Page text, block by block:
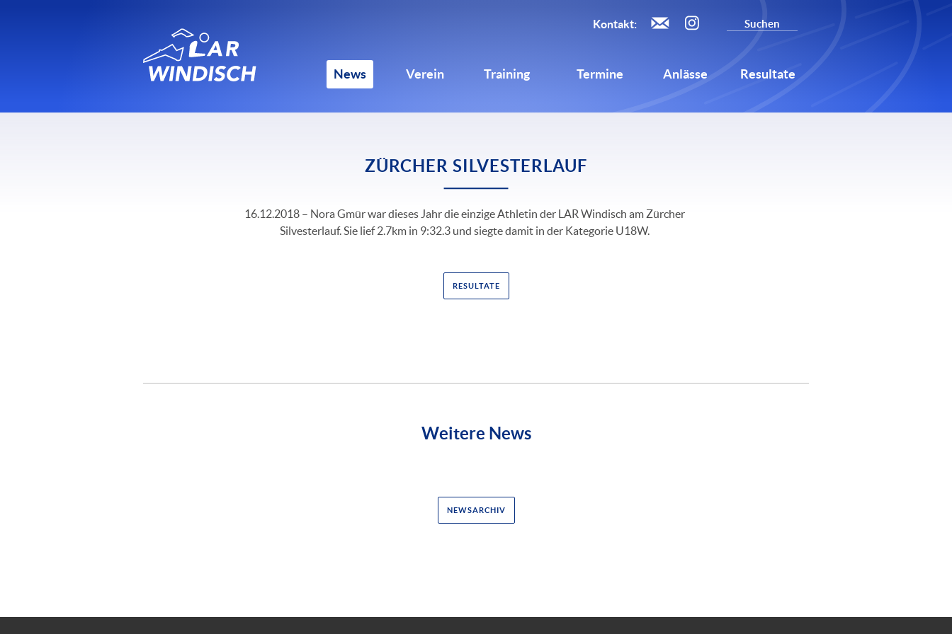
News Verein Training Termine Anlässe Resultate
Kontakt:
ZÜRCHER SILVESTERLAUF
16.12.2018 – Nora Gmür war dieses Jahr die einzige Athletin der LAR Windisch am Zürcher
Silvesterlauf. Sie lief 2.7km in 9:32.3 und siegte damit in der Kategorie U18W.
RESULTATE
Weitere News
NEWSARCHIV